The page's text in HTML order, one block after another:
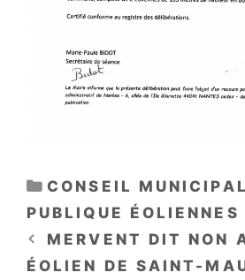
CATÉGORIES
CONSEIL MUNICIPAL
PUBLIQUE ÉOLIENNES
MERVENT DIT NON
ÉOLIEN DE SAINT-